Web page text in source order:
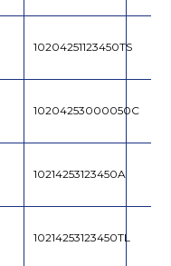
10204251123450TS
10204253000050C
10214253123450A
10214253123450TL